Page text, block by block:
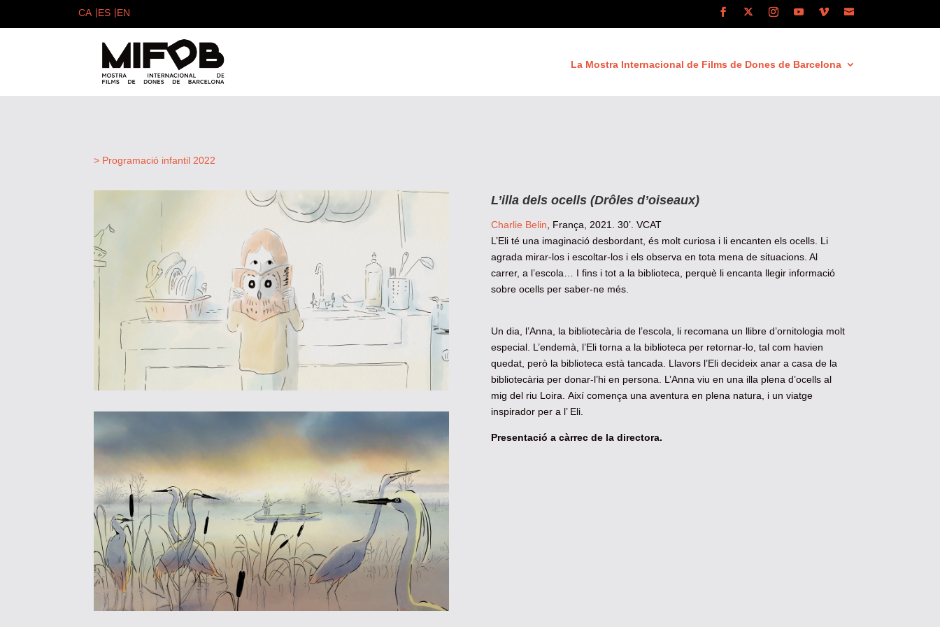
La Mostra Internacional de Films de Dones de Barcelona
> Programació infantil 2022
L’illa dels ocells (Drôles d’oiseaux)
Charlie Belin, França, 2021. 30’. VCAT
L’Eli té una imaginació desbordant, és molt curiosa i li encanten els ocells. Li
agrada mirar-los i escoltar-los i els observa en tota mena de situacions. Al
carrer, a l’escola… I fins i tot a la biblioteca, perquè li encanta llegir informació
sobre ocells per saber-ne més.
Un dia, l’Anna, la bibliotecària de l’escola, li recomana un llibre d’ornitologia molt
especial. L’endemà, l’Eli torna a la biblioteca per retornar-lo, tal com havien
quedat, però la biblioteca està tancada. Llavors l’Eli decideix anar a casa de la
bibliotecària per donar-l’hi en persona. L’Anna viu en una illa plena d’ocells al
mig del riu Loira. Així comença una aventura en plena natura, i un viatge
inspirador per a l’ Eli.
Presentació a càrrec de la directora.